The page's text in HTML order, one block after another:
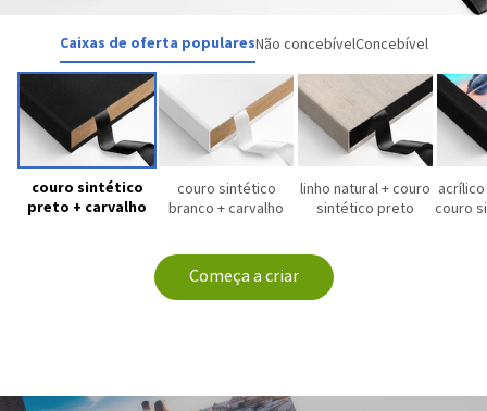
Caixas de oferta popularesNão concebívelConcebível
couro sintético
preto + carvalho
couro sintético
branco + carvalho
linho natural + couro
sintético preto
couro
Começa a criar